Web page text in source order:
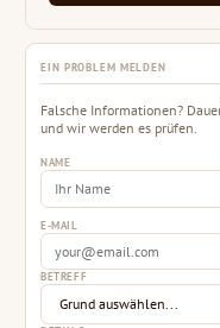
EIN PROBLEM MELDEN
Falsche Informationen?
und wir werden es prüfen.
NAME
E-MAIL
BETREFF